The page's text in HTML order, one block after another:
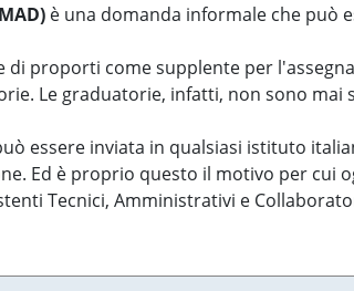
è una domanda informale che può
di proporti come supplente per
Le graduatorie, infatti, non sono mai
essere inviata in qualsiasi istituto
Ed è proprio questo il motivo per cui
Tecnici, Amministrativi e